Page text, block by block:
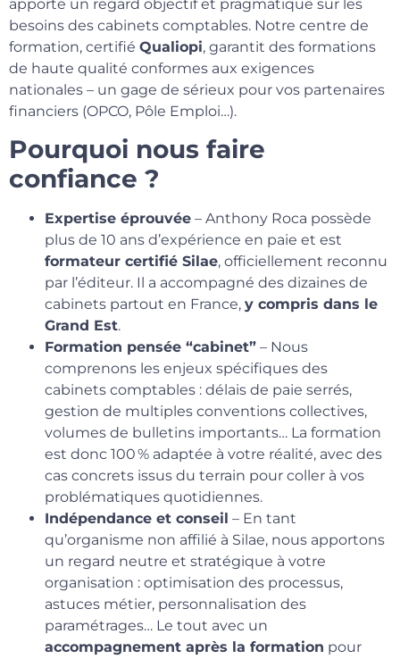
apporte un regard objectif et pragmatique sur les
besoins des cabinets comptables. Notre centre de
formation, certifié Qualiopi, garantit des formations
de haute qualité conformes aux exigences
nationales – un gage de sérieux pour vos partenaires
financiers (OPCO, Pôle Emploi…).
Pourquoi nous faire
confiance ?
Expertise éprouvée – Anthony Roca possède
plus de 10 ans d’expérience en paie et est
formateur certifié Silae, officiellement reconnu
par l’éditeur. Il a accompagné des dizaines de
cabinets partout en France, y compris dans le
Grand Est.
Formation pensée “cabinet” – Nous
comprenons les enjeux spécifiques des
cabinets comptables : délais de paie serrés,
gestion de multiples conventions collectives,
volumes de bulletins importants… La formation
est donc 100 % adaptée à votre réalité, avec des
cas concrets issus du terrain pour coller à vos
problématiques quotidiennes.
Indépendance et conseil – En tant
qu’organisme non affilié à Silae, nous apportons
un regard neutre et stratégique à votre
organisation : optimisation des processus,
astuces métier, personnalisation des
paramétrages… Le tout avec un
accompagnement après la formation pour